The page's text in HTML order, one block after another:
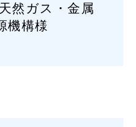
然ガス・金属
機構様